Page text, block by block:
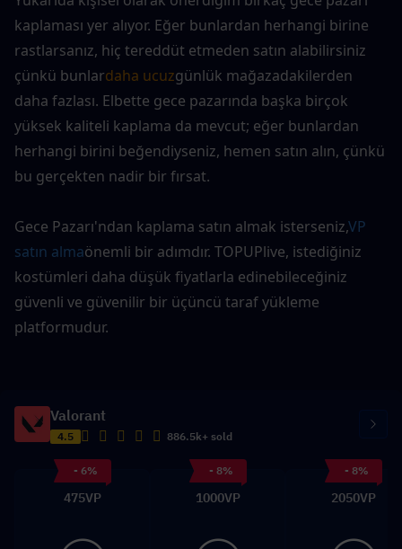
kaplaması yer alıyor. Eğer bunlardan herhangi birine
rastlarsanız, hiç tereddüt etmeden satın alabilirsiniz
çünkü bunlardaha ucuzgünlük mağazadakilerden
daha fazlası. Elbette gece pazarında başka birçok
yüksek kaliteli kaplama da mevcut; eğer bunlardan
herhangi birini beğendiyseniz, hemen satın alın, çünkü
bu gerçekten nadir bir fırsat.
Gece Pazarı'ndan kaplama satın almak isterseniz,VP
satın almaönemli bir adımdır. TOPUPlive, istediğiniz
kostümleri daha düşük fiyatlarla edinebileceğiniz
güvenli ve güvenilir bir üçüncü taraf yükleme
platformudur.
Valorant
4.5 886.5k+ sold
- 6%
475VP
- 8%
1000VP
- 8%
2050VP